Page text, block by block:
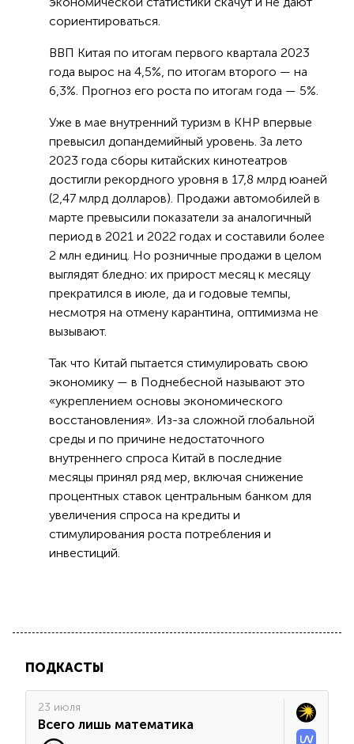
сориентироваться.
ВВП Китая по итогам первого квартала 2023
года вырос на 4,5%, по итогам второго — на
6,3%. Прогноз его роста по итогам года — 5%.
Уже в мае внутренний туризм в КНР впервые
превысил допандемийный уровень. За лето
2023 года сборы китайских кинотеатров
достигли рекордного уровня в 17,8 млрд юаней
(2,47 млрд долларов). Продажи автомобилей в
марте превысили показатели за аналогичный
период в 2021 и 2022 годах и составили более
2 млн единиц. Но розничные продажи в целом
выглядят бледно: их прирост месяц к месяцу
прекратился в июле, да и годовые темпы,
несмотря на отмену карантина, оптимизма не
вызывают.
Так что Китай пытается стимулировать свою
экономику — в Поднебесной называют это
«укреплением основы экономического
восстановления». Из-за сложной глобальной
среды и по причине недостаточного
внутреннего спроса Китай в последние
месяцы принял ряд мер, включая снижение
процентных ставок центральным банком для
увеличения спроса на кредиты и
стимулирования роста потребления и
инвестиций.
ПОДКАСТЫ
23 июля
Всего лишь математика